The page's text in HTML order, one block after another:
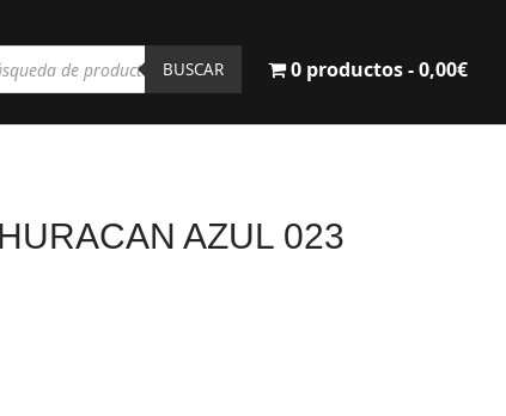
BUSCAR 0 productos 0,00€
AZUL 023